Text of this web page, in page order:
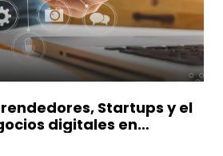
Startups y el
digitales en